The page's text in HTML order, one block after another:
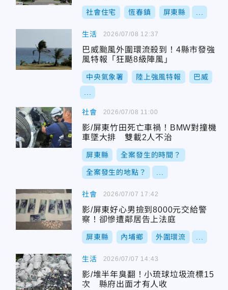
社會住宅 恆春鎮 屏東縣
生活
巴威颱風外圍環流殺到！4縣市發強
風特報「狂颳8級陣風」
中央氣象署 陸上強風特報 巴威
2026/07/08 12:37
社會
影/屏東竹田死亡車禍！BMW對撞機
車墜大排 雙載2人不治
屏東縣 全案發生的時間？
全案發生的地點？
2026/07/08 11:00
社會
影/屏東好心男撿到8000元交給警
察！卻慘遭鄰居告上法庭
屏東縣 內埔鄉 外圍環流
2026/07/07 17:42
生活
影/堆半年臭翻！小琉球垃圾流標15
次 縣府出面才有人收
2026/07/07 14:43